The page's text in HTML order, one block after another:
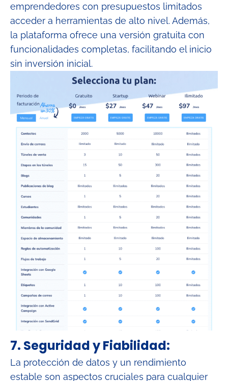
emprendedores con presupuestos limitados
acceder a herramientas de alto nivel. Además,
la plataforma ofrece una versión gratuita con
funcionalidades completas, facilitando el inicio
sin inversión inicial.
7. Seguridad y Fiabilidad:
La protección de datos y un rendimiento
estable son aspectos cruciales para cualquier